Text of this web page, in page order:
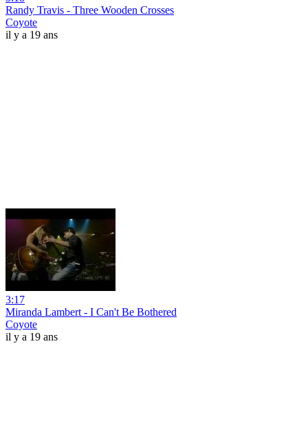
Randy Travis - Three Wooden Crosses
Coyote
il y a 19 ans
3:17
Miranda Lambert - I Can't Be Bothered
Coyote
il y a 19 ans